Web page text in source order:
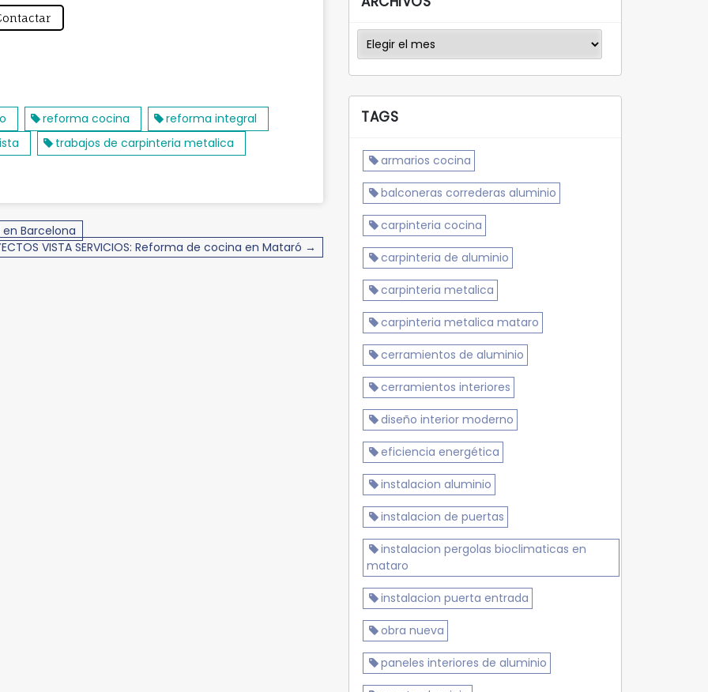
reforma cocina
reforma integral
trabajos de carpinteria metalica
en Barcelona
VISTA SERVICIOS: Reforma de cocina en Mataró →
Archivos
TAGS
armarios cocina
balconeras correderas aluminio
carpinteria cocina
carpinteria de aluminio
carpinteria metalica
carpinteria metalica mataro
cerramientos de aluminio
cerramientos interiores
diseño interior moderno
eficiencia energética
instalacion aluminio
instalacion de puertas
instalacion pergolas bioclimaticas en
mataro
instalacion puerta entrada
obra nueva
paneles interiores de aluminio